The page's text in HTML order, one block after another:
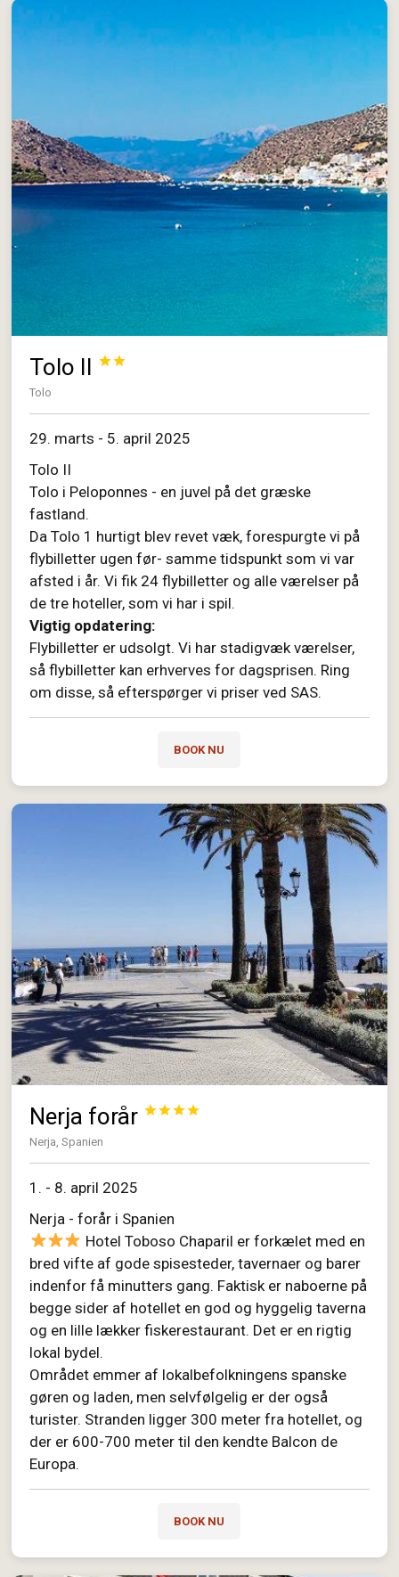
Tolo II 

Tolo
29. marts - 5. april 2025
Tolo II
Tolo i Peloponnes - en juvel på det græske
fastland.
Da Tolo 1 hurtigt blev revet væk, forespurgte vi på
flybilletter ugen før- samme tidspunkt som vi var
afsted i år. Vi fik 24 flybilletter og alle værelser på
de tre hoteller, som vi har i spil.
Vigtig opdatering:
Flybilletter er udsolgt. Vi har stadigvæk værelser,
så flybilletter kan erhverves for dagsprisen. Ring
om disse, så efterspørger vi priser ved SAS.
BOOK NU
Nerja forår 



Nerja, Spanien
1. - 8. april 2025
Nerja - forår i Spanien
Hotel Toboso Chaparil er forkælet med en
bred vifte af gode spisesteder, tavernaer og barer
indenfor få minutters gang. Faktisk er naboerne på
begge sider af hotellet en god og hyggelig taverna
og en lille lækker fiskerestaurant. Det er en rigtig
lokal bydel.
Området emmer af lokalbefolkningens spanske
gøren og laden, men selvfølgelig er der også
turister. Stranden ligger 300 meter fra hotellet, og
der er 600-700 meter til den kendte Balcon de
Europa.
BOOK NU